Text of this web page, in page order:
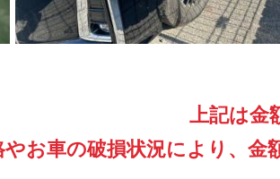
上記は金
お車の破損状況により、金